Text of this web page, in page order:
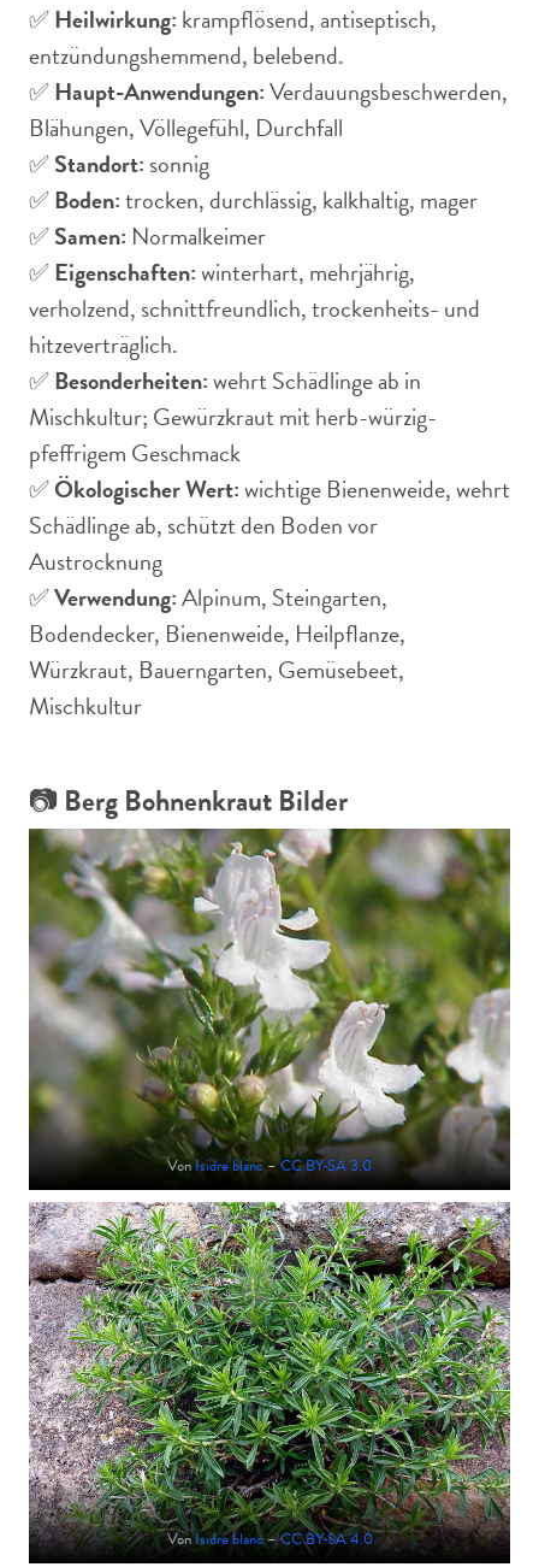
✅Heilwirkung: krampflösend, antiseptisch,
entzündungshemmend, belebend.
✅Haupt-Anwendungen:Verdauungsbeschwerden,
Blähungen, Völlegefühl, Durchfall
✅Standort: sonnig
✅Boden:trocken, durchlässig, kalkhaltig, mager
✅Samen: Normalkeimer
✅Eigenschaften:winterhart, mehrjährig,
verholzend, schnittfreundlich, trockenheits- und
hitzeverträglich.
✅Besonderheiten:wehrt Schädlinge ab in
Mischkultur; Gewürzkraut mit herb-würzig-
pfeffrigem Geschmack
✅Ökologischer Wert:wichtige Bienenweide, wehrt
Schädlinge ab, schützt den Boden vor
Austrocknung
✅Verwendung:Alpinum, Steingarten,
Bodendecker, Bienenweide, Heilpflanze,
Würzkraut, Bauerngarten, Gemüsebeet,
Mischkultur
📷 Berg Bohnenkraut Bilder
VonIsidre blanc –CC BY-SA 3.0
VonIsidre blanc–CC BY-SA 4.0